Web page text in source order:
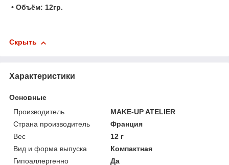
• Объём: 12гр.
Скрыть
Характеристики
Основные
Производитель
MAKE-UP ATELIER
Страна производитель
Франция
Вес
12 г
Вид и форма выпуска
Компактная
Гипоаллергенно
Да